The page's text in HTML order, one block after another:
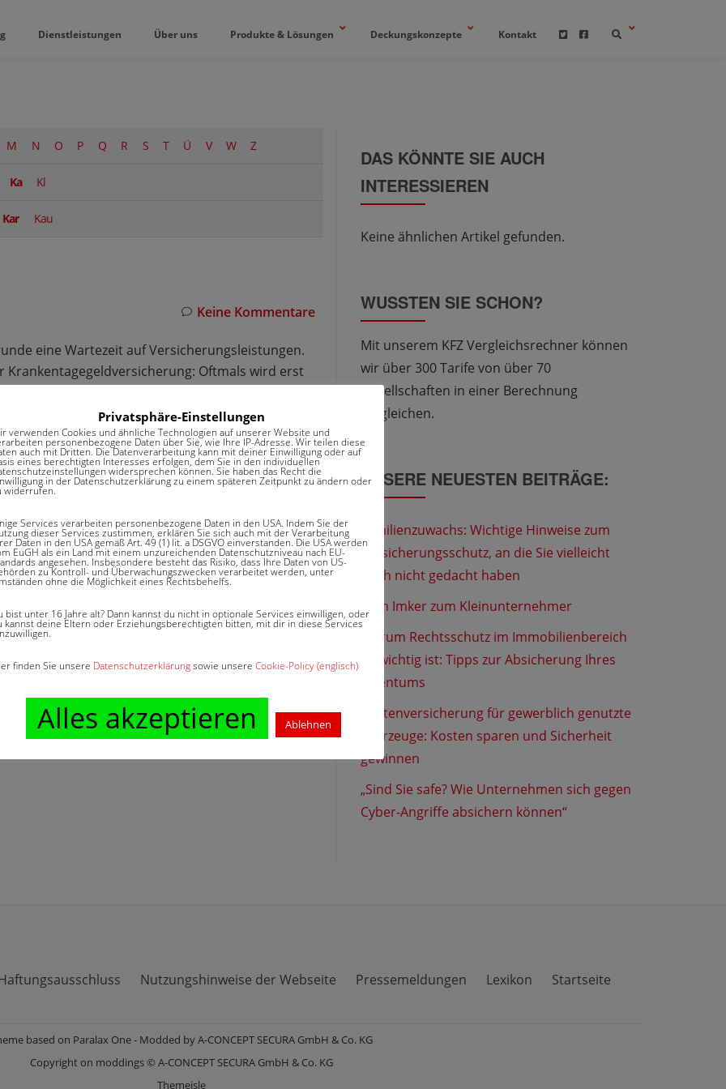
Dienstleistungen Über uns Produkte & Lösungen Deckungskonzepte Kontakt
M N O P Q R S T Ü V W Z
Ka Kl
Kar Kau
Keine Kommentare
eine Wartezeit auf Versicherungsleistungen.
Krankentagegeldversicherung: Oftmals wird erst
bis zur Leistung nennt man Karenzzeit.
DAS KÖNNTE SIE AUCH
INTERESSIEREN
Keine ähnlichen Artikel gefunden.
WUSSTEN SIE SCHON?
Mit unserem KFZ Vergleichsrechner können
wir über 300 Tarife von über 70
Gesellschaften in einer Berechnung
vergleichen.
UNSERE NEUESTEN BEITRÄGE:
Familienzuwachs: Wichtige Hinweise zum
Versicherungsschutz, an die Sie vielleicht
noch nicht gedacht haben
Vom Imker zum Kleinunternehmer
Warum Rechtsschutz im Immobilienbereich
so wichtig ist: Tipps zur Absicherung Ihres
Eigentums
Flottenversicherung für gewerblich genutzte
Fahrzeuge: Kosten sparen und Sicherheit
gewinnen
„Sind Sie safe? Wie Unternehmen sich gegen
Cyber-Angriffe absichern können“
Nutzungshinweise der Webseite Pressemeldungen Lexikon Startseite
based on Paralax One - Modded by A-CONCEPT SECURA GmbH & Co. KG
Copyright on moddings © A-CONCEPT SECURA GmbH & Co. KG
Themeisle
Privatsphäre-Einstellungen
verwenden Cookies und ähnliche Technologien auf unserer Website und
personenbezogene Daten über Sie, wie Ihre IP-Adresse. Wir teilen diese
auch mit Dritten. Die Datenverarbeitung kann mit deiner Einwilligung oder auf
eines berechtigten Interesses erfolgen, dem Sie in den individuellen
widersprechen können. Sie haben das Recht die
in der Datenschutzerklärung zu einem späteren Zeitpunkt zu ändern oder
widerrufen.
Services verarbeiten personenbezogene Daten in den USA. Indem Sie der
dieser Services zustimmen, erklären Sie sich auch mit der Verarbeitung
Daten in den USA gemäß Art. 49 (1) lit. a DSGVO einverstanden. Die USA werden
EuGH als ein Land mit einem unzureichenden Datenschutzniveau nach EU-
angesehen. Insbesondere besteht das Risiko, dass Ihre Daten von US-
zu Kontroll- und Überwachungszwecken verarbeitet werden, unter
ohne die Möglichkeit eines Rechtsbehelfs.
bist unter 16 Jahre alt? Dann kannst du nicht in optionale Services einwilligen, oder
kannst deine Eltern oder Erziehungsberechtigten bitten, mit dir in diese Services
finden Sie unsere Datenschutzerklärungsowie unsere Cookie-Policy (englisch)
Alles akzeptieren Ablehnen